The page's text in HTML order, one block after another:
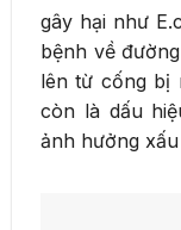
gây hại như
bệnh về
lên từ cống bị
còn là dấu
ảnh hưởng